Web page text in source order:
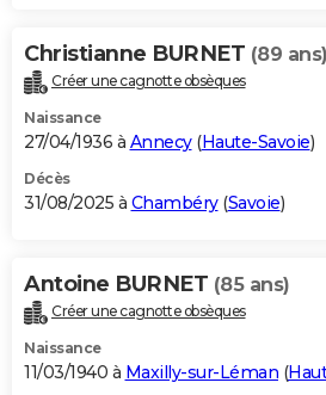
Christianne BURNET (89 ans)
Créer une cagnotte obsèques
Naissance
27/04/1936 à Annecy(Haute-Savoie)
Décès
31/08/2025 à Chambéry(Savoie)
Antoine BURNET (85 ans)
Créer une cagnotte obsèques
Naissance
11/03/1940 à Maxilly-sur-Léman (